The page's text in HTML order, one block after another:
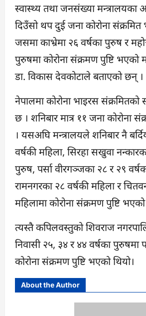
स्वास्थ्य तथा जनसंख्या मन्त्रालयका
दिउँसो थप दुई जना कोरोना
जसमा काभ्रेमा २६ वर्षका पुरुष र
पुरुषमा कोरोना संक्रमण पुष्टि भएको
डा. विकास देवकोटाले बताएको छन् ।
नेपालमा कोरोना भाइरस
छ । शनिबार मात्र ११ जना कोरोना
। यसअघि मन्त्रालयले शनिबार नै
वर्षकी महिला, सिरहा सखुवा
पुरुष, पर्सा वीरगञ्जका २८ र २९
रामनगरका २८ वर्षकी महिला र
महिलामा कोरोना संक्रमण पुष्टि भएको
त्यस्तै कपिलवस्तुको शिवराज
निवासी २५, ३४ र ४४ वर्षका पुरुषमा
कोरोना सं‌क्रमण पुष्टि भएको थियो।
About the Author